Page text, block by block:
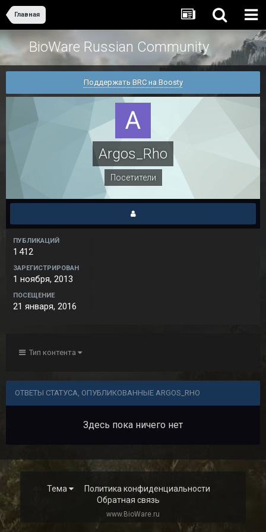
Главная
BioWare Russian Community
Поддержать BRC на Boosty
Argos_Rho
Посетители
ПУБЛИКАЦИЙ
1 412
ЗАРЕГИСТРИРОВАН
1 ноября, 2013
ПОСЕЩЕНИЕ
21 января, 2016
Тип контента
ОТВЕТЫ СТАТУСА, ОПУБЛИКОВАННЫЕ ARGOS_RHO
Здесь пока ничего нет
Тема
Политика конфиденциальности
Обратная связь
www.BioWare.ru